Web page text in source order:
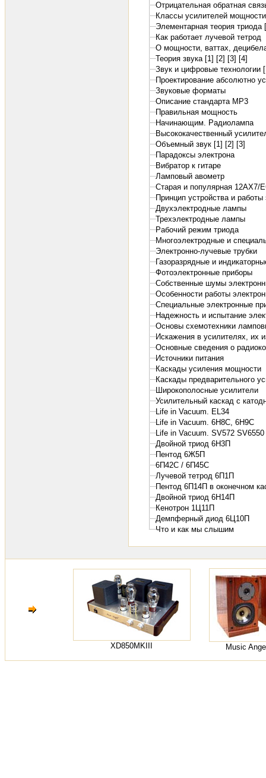
Отрицательная обратная
Классы усилителей мощности
Элементарная теория триода
Как работает лучевой тетрод
О мощности, ваттах,
Теория звука [1] [2] [3] [4]
Звук и цифровые технологии
Проектирование абсолютно
Звуковые форматы
Описание стандарта MP3
Правильная мощность
Начинающим. Радиолампа
Высококачественный
Объемный звук [1] [2] [3]
Парадоксы электрона
Вибратор к гитаре
Ламповый авометр
Старая и популярная 12АХ7/
Принцип устройства и
Двухэлектродные лампы
Трехэлектродные лампы
Рабочий режим триода
Многоэлектродные и
Электронно-лучевые трубки
Газоразрядные и
Фотоэлектронные приборы
Собственные шумы
Особенности работы
Специальные электронные
Надежность и испытание
Основы схемотехники
Искажения в усилителях, их
Основные сведения о
Источники питания
Каскады усиления мощности
Каскады предварительного
Широкополосные усилители
Усилительный каскад с
Life in Vacuum. EL34
Life in Vacuum. 6H8C, 6H9C
Life in Vacuum. SV572
Двойной триод 6Н3П
Пентод 6Ж5П
6П42С / 6П45С
Лучевой тетрод 6П1П
Пентод 6П14П в оконечном
Двойной триод 6Н14П
Кенотрон 1Ц11П
Демпферный диод 6Ц10П
Что и как мы слышим
XD850MKIII Music